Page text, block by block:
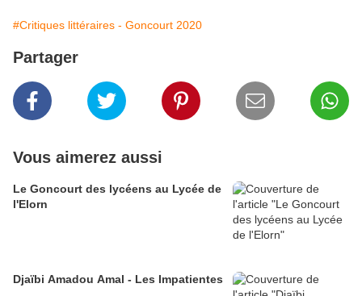
#Critiques littéraires - Goncourt 2020
Partager
Vous aimerez aussi
Le Goncourt des lycéens au Lycée de
l'Elorn
Djaïbi Amadou Amal - Les Impatientes